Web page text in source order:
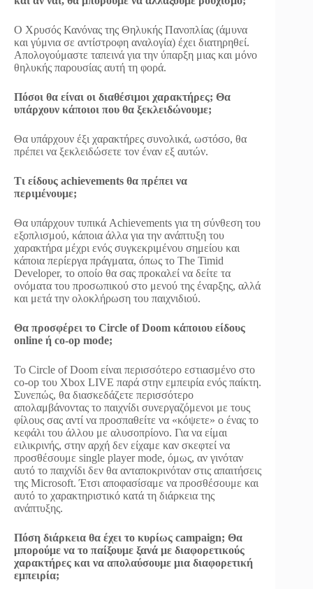
Ο Χρυσός Κανόνας της Θηλυκής Πανοπλίας (άμυνα
και γύμνια σε αντίστροφη αναλογία) έχει διατηρηθεί.
Απολογούμαστε ταπεινά για την ύπαρξη μιας και μόνο
θηλυκής παρουσίας αυτή τη φορά.
Πόσοι θα είναι οι διαθέσιμοι χαρακτήρες; Θα
υπάρχουν κάποιοι που θα ξεκλειδώνουμε;
Θα υπάρχουν έξι χαρακτήρες συνολικά, ωστόσο, θα
πρέπει να ξεκλειδώσετε τον έναν εξ αυτών.
Τι είδους achievements θα πρέπει να
περιμένουμε;
Θα υπάρχουν τυπικά Achievements για τη σύνθεση του
εξοπλισμού, κάποια άλλα για την ανάπτυξη του
χαρακτήρα μέχρι ενός συγκεκριμένου σημείου και
κάποια περίεργα πράγματα, όπως το The Timid
Developer, το οποίο θα σας προκαλεί να δείτε τα
ονόματα του προσωπικού στο μενού της έναρξης, αλλά
και μετά την ολοκλήρωση του παιχνιδιού.
Θα προσφέρει το Circle of Doom κάποιου είδους
online ή co-op mode;
Το Circle of Doom είναι περισσότερο εστιασμένο στο
co-op του Xbox LIVE παρά στην εμπειρία ενός παίκτη.
Συνεπώς, θα διασκεδάζετε περισσότερο
απολαμβάνοντας το παιχνίδι συνεργαζόμενοι με τους
φίλους σας αντί να προσπαθείτε να «κόψετε» ο ένας το
κεφάλι του άλλου με αλυσοπρίονο. Για να είμαι
ειλικρινής, στην αρχή δεν είχαμε καν σκεφτεί να
προσθέσουμε single player mode, όμως, αν γινόταν
αυτό το παιχνίδι δεν θα ανταποκρινόταν στις απαιτήσεις
της Microsoft. Έτσι αποφασίσαμε να προσθέσουμε και
αυτό το χαρακτηριστικό κατά τη διάρκεια της
ανάπτυξης.
Πόση διάρκεια θα έχει το κυρίως campaign; Θα
μπορούμε να το παίξουμε ξανά με διαφορετικούς
χαρακτήρες και να απολαύσουμε μια διαφορετική
εμπειρία;